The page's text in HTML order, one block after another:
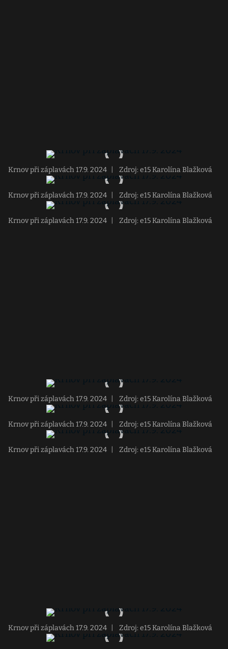
Krnov při záplavách 17.9. 2024 Zdroj: e15 Karolína Blažková
Krnov při záplavách 17.9. 2024 Zdroj: e15 Karolína Blažková
Krnov při záplavách 17.9. 2024 Zdroj: e15 Karolína Blažková
Krnov při záplavách 17.9. 2024 Zdroj: e15 Karolína Blažková
Krnov při záplavách 17.9. 2024 Zdroj: e15 Karolína Blažková
Krnov při záplavách 17.9. 2024 Zdroj: e15 Karolína Blažková
Krnov při záplavách 17.9. 2024 Zdroj: e15 Karolína Blažková